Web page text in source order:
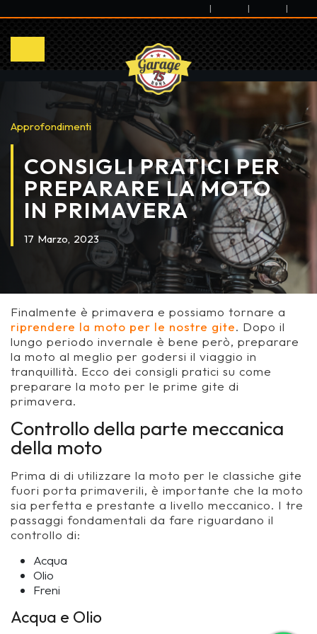
| | |
Approfondimenti
CONSIGLI PRATICI PER
PREPARARE LA MOTO
IN PRIMAVERA
17 Marzo, 2023
Finalmente è primavera e possiamo tornare a
riprendere la moto per le nostre gite. Dopo il
lungo periodo invernale è bene però, preparare
la moto al meglio per godersi il viaggio in
tranquillità. Ecco dei consigli pratici su come
preparare la moto per le prime gite di
primavera.
Controllo della parte meccanica
della moto
Prima di di utilizzare la moto per le classiche gite
fuori porta primaverili, è importante che la moto
sia perfetta e prestante a livello meccanico. I tre
passaggi fondamentali da fare riguardano il
controllo di:
Acqua
Olio
Freni
Acqua e Olio